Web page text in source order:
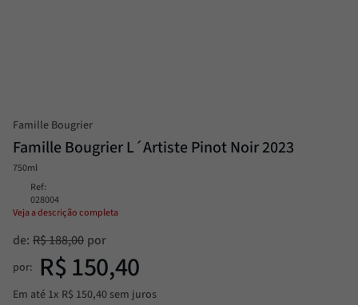
Famille Bougrier
Famille Bougrier L´Artiste Pinot Noir 2023
750ml
Ref:
028004
Veja a descrição completa
de: R$188,00
por: R$150,40
Em até 1x R$ 150,40 sem juros